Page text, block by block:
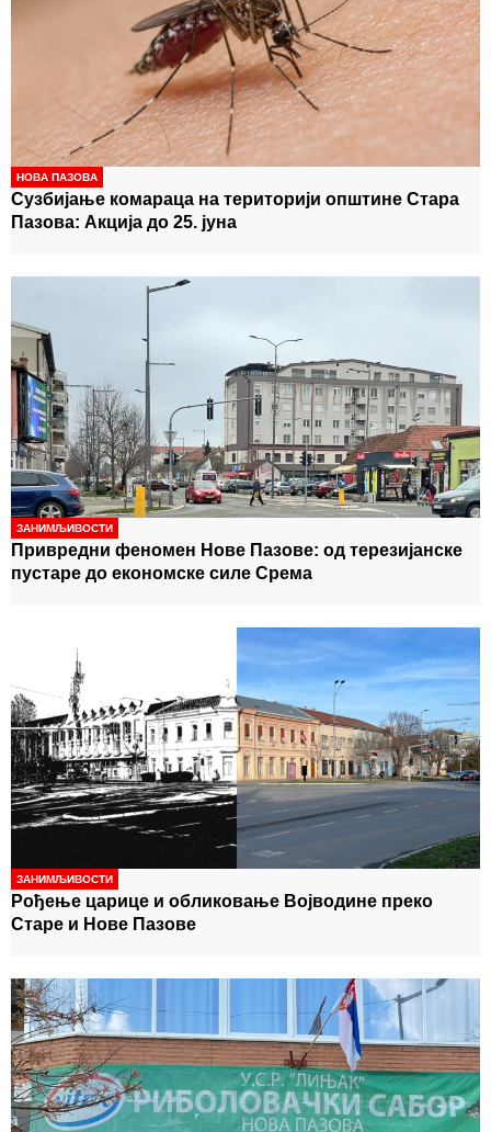
НОВА ПАЗОВА
Сузбијање комараца на територији општине Стара
Пазова: Акција до 25. јуна
ЗАНИМЉИВОСТИ
Привредни феномен Нове Пазове: од терезијанске
пустаре до економске силе Срема
ЗАНИМЉИВОСТИ
Рођење царице и обликовање Војводине преко
Старе и Нове Пазове